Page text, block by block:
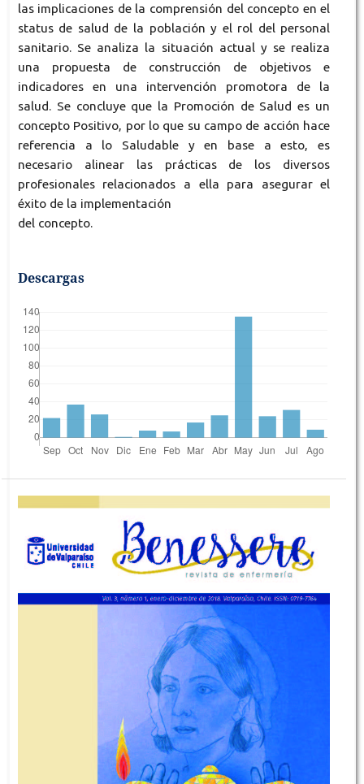
las implicaciones de la comprensión del concepto en el
status de salud de la población y el rol del personal
sanitario. Se analiza la situación actual y se realiza
una propuesta de construcción de objetivos e
indicadores en una intervención promotora de la
salud. Se concluye que la Promoción de Salud es un
concepto Positivo, por lo que su campo de acción hace
referencia a lo Saludable y en base a esto, es
necesario alinear las prácticas de los diversos
profesionales relacionados a ella para asegurar el
éxito de la implementación
del concepto.
Descargas